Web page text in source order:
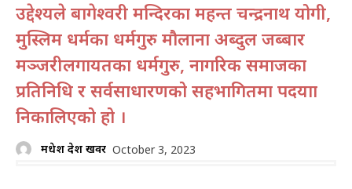
उद्देश्यले बागेश्वरी मन्दिरका महन्त चन्द्रनाथ योगी,
मुस्लिम धर्मका धर्मगुरु मौलाना अब्दुल जब्बार
मञ्जरीलगायतका धर्मगुरु, नागरिक समाजका
प्रतिनिधि र सर्वसाधारणको सहभागितमा पदयात्रा
निकालिएको हो ।
मधेश प्रदेश खवर October 3, 2023